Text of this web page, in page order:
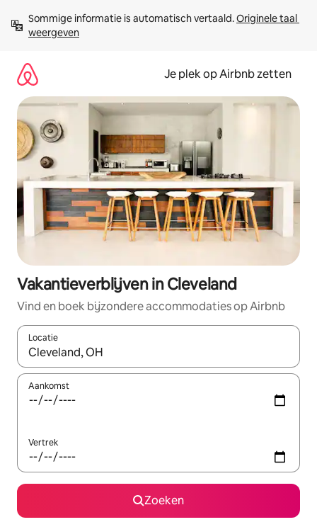
direct
naar
Sommige informatie is automatisch vertaald. Originele taal
weergeven
Je plek op Airbnb zetten
Vakantieverblijven in Cleveland
Vind en boek bijzondere accommodaties op Airbnb
Locatie
Wanneer er resultaten beschikbaar zijn, maak je een keuze
Aankomst
Vertrek
Zoeken